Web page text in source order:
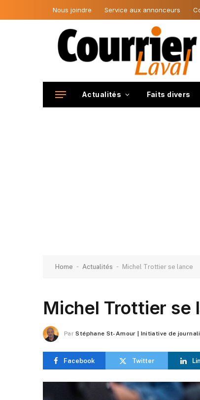
Nous joindre Service aux annonceurs
Actualités Faits divers
Home - Actualités - Michel Trottier se lance
Michel Trottier se
Par Stéphane St-Amour | Initiative de
Facebook Twitter